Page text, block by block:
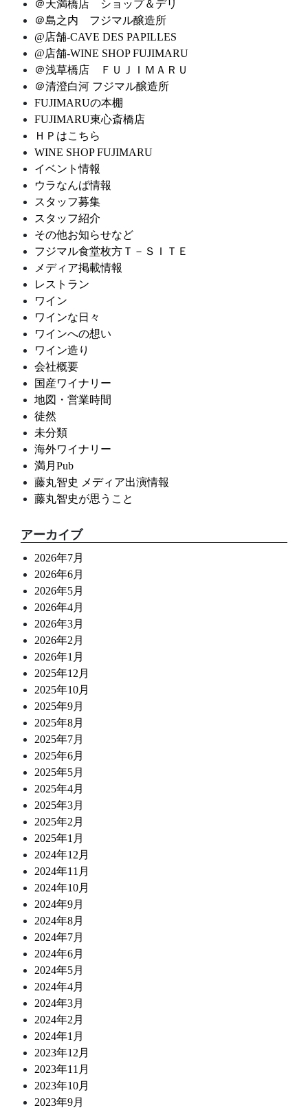
＠天満橋店 ショップ＆デリ
＠島之内 フジマル醸造所
@店舗-CAVE DES PAPILLES
@店舗-WINE SHOP FUJIMARU
＠浅草橋店 ＦＵＪＩＭＡＲＵ
＠清澄白河 フジマル醸造所
FUJIMARUの本棚
FUJIMARU東心斎橋店
ＨＰはこちら
WINE SHOP FUJIMARU
イベント情報
ウラなんば情報
スタッフ募集
スタッフ紹介
その他お知らせなど
フジマル食堂枚方Ｔ－ＳＩＴＥ
メディア掲載情報
レストラン
ワイン
ワインな日々
ワインへの想い
ワイン造り
会社概要
国産ワイナリー
地図・営業時間
徒然
未分類
海外ワイナリー
満月Pub
藤丸智史 メディア出演情報
藤丸智史が思うこと
アーカイブ
2026年7月
2026年6月
2026年5月
2026年4月
2026年3月
2026年2月
2026年1月
2025年12月
2025年10月
2025年9月
2025年8月
2025年7月
2025年6月
2025年5月
2025年4月
2025年3月
2025年2月
2025年1月
2024年12月
2024年11月
2024年10月
2024年9月
2024年8月
2024年7月
2024年6月
2024年5月
2024年4月
2024年3月
2024年2月
2024年1月
2023年12月
2023年11月
2023年10月
2023年9月